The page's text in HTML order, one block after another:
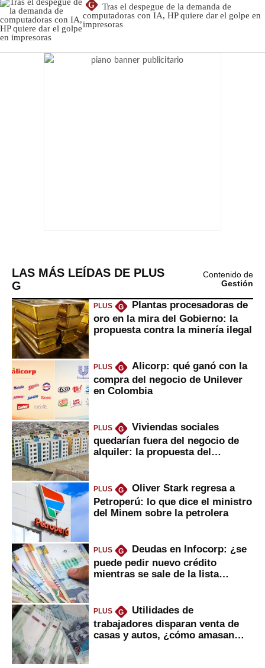
G
Tras el despegue de la demanda de
computadoras con IA, HP quiere dar el golpe en
impresoras
LAS MÁS LEÍDAS DE PLUS
G
Contenido de
Gestión
PLUS G
Plantas procesadoras de
oro en la mira del Gobierno: la
propuesta contra la minería ilegal
PLUS G
Alicorp: qué ganó con la
compra del negocio de Unilever
en Colombia
PLUS G
Viviendas sociales
quedarían fuera del negocio de
alquiler: la propuesta del
PLUS G
Oliver Stark regresa a
Petroperú: lo que dice el ministro
del Minem sobre la petrolera
PLUS G
Deudas en Infocorp: ¿se
puede pedir nuevo crédito
mientras se sale de la lista
PLUS G
Utilidades de
trabajadores disparan venta de
casas y autos, ¿cómo amasan